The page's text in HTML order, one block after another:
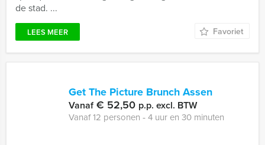
de stad. ...
LEES MEER Favoriet
Get The Picture Brunch Assen
Vanaf€ 52,50 p.p. excl. BTW
Vanaf 12 personen ‐ 4 uur en 30 minuten